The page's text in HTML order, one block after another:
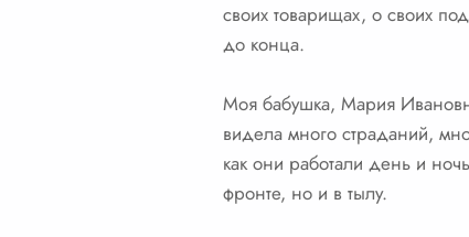
своих товарищах, о своих
до конца.
Моя бабушка, Мария
видела много страданий,
как они работали день и
фронте, но и в тылу.